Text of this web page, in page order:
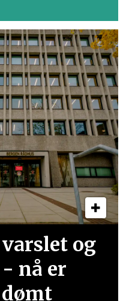
og
nå er